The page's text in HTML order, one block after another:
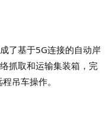
了基于5G连接的自动岸
抓取和运输集装箱，完
吊车操作。